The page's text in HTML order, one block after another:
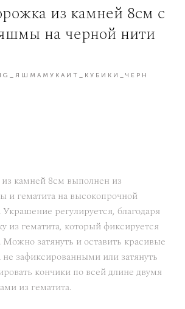
из камней 8см с
на черной нити
камней 8см выполнен из
и гематита на высокопрочной
регулируется, благодаря
из гематита, который фиксируется
затянуть и оставить красивые
не зафиксированными или затянуть
кончики по всей длине двумя
из гематита.